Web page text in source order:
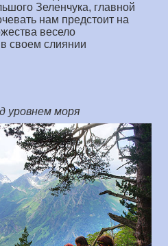
Зеленчука, главной
нам предстоит на
весело
своем слиянии
уровнем моря